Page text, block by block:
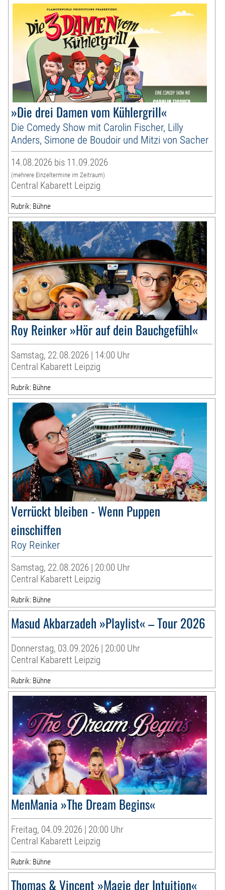
»Die drei Damen vom Kühlergrill«
Die Comedy Show mit Carolin Fischer, Lilly
Anders, Simone de Boudoir und Mitzi von Sacher
14.08.2026 bis 11.09.2026
(mehrere Einzeltermine im Zeitraum)
Central Kabarett Leipzig
Rubrik: Bühne
Roy Reinker »Hör auf dein Bauchgefühl«
Samstag, 22.08.2026 | 14:00 Uhr
Central Kabarett Leipzig
Rubrik: Bühne
Verrückt bleiben - Wenn Puppen
einschiffen
Roy Reinker
Samstag, 22.08.2026 | 20:00 Uhr
Central Kabarett Leipzig
Rubrik: Bühne
Masud Akbarzadeh »Playlist« – Tour 2026
Donnerstag, 03.09.2026 | 20:00 Uhr
Central Kabarett Leipzig
Rubrik: Bühne
MenMania »The Dream Begins«
Freitag, 04.09.2026 | 20:00 Uhr
Central Kabarett Leipzig
Rubrik: Bühne
Thomas & Vincent »Magie der Intuition«